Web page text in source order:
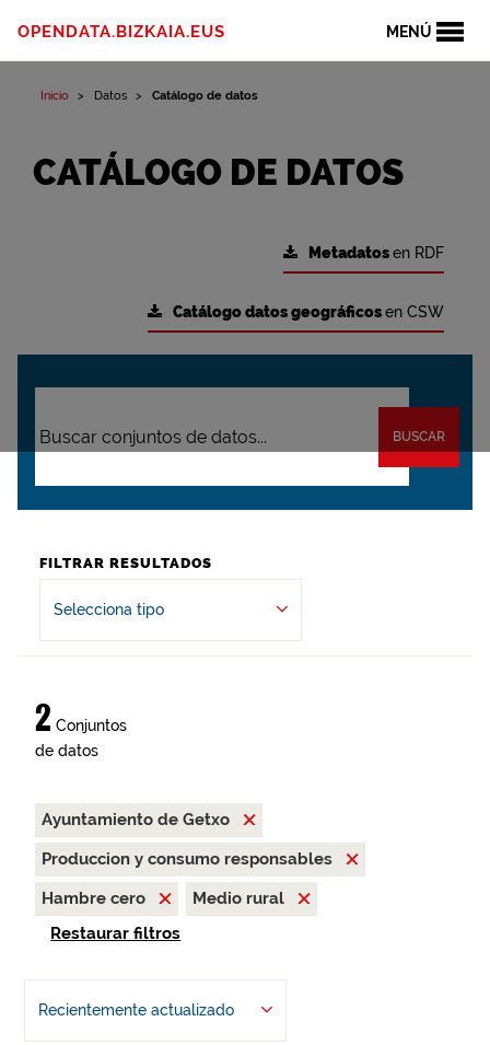
MENÚ
OPENDATA.BIZKAIA.EUS
Inicio Datos Catálogo de datos
CATÁLOGO DE DATOS
Metadatosen RDF
Catálogo datos geográficosen CSW
BUSCAR
FILTRAR RESULTADOS
Selecciona tipo
2 Conjuntos
de datos
Ayuntamiento de Getxo
Produccion y consumo responsables
Hambre cero
Medio rural
Restaurar filtros
Recientemente actualizado